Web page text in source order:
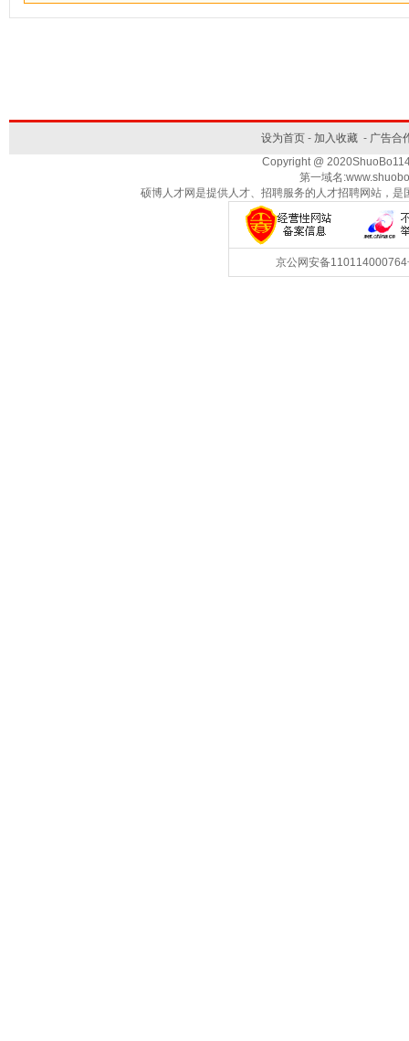
设为首页- 加入收藏- 广告合
Copyright @
第一域名
硕博人才网是提供人才、招聘服务的人才招聘网站，
京公网安备